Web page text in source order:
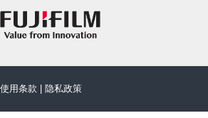
使用条款 隐私政策